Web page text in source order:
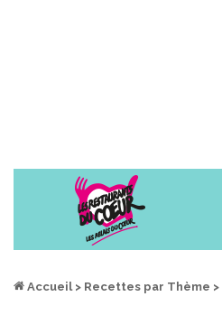
Accueil > Recettes par Thème >